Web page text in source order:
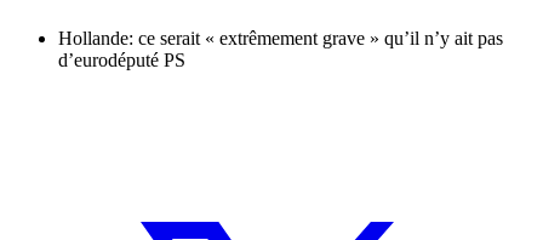
Hollande: ce serait « extrêmement grave » qu’il n’y ait pas
d’eurodéputé PS